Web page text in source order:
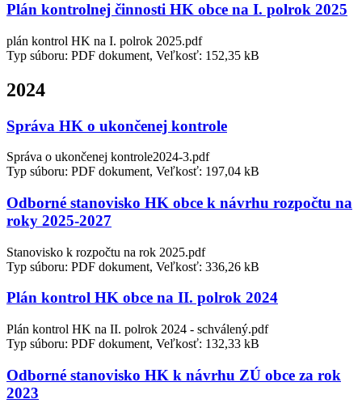
Plán kontrolnej činnosti HK obce na I. polrok 2025
plán kontrol HK na I. polrok 2025.pdf
Typ súboru: PDF dokument, Veľkosť: 152,35 kB
2024
Správa HK o ukončenej kontrole
Správa o ukončenej kontrole2024-3.pdf
Typ súboru: PDF dokument, Veľkosť: 197,04 kB
Odborné stanovisko HK obce k návrhu rozpočtu na
roky 2025-2027
Stanovisko k rozpočtu na rok 2025.pdf
Typ súboru: PDF dokument, Veľkosť: 336,26 kB
Plán kontrol HK obce na II. polrok 2024
Plán kontrol HK na II. polrok 2024 - schválený.pdf
Typ súboru: PDF dokument, Veľkosť: 132,33 kB
Odborné stanovisko HK k návrhu ZÚ obce za rok
2023